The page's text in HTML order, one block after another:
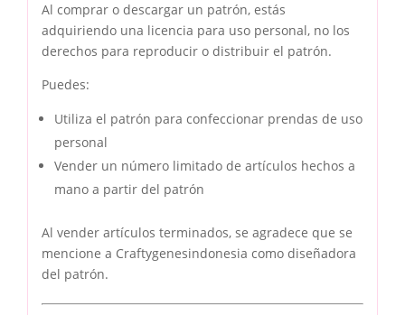
Al comprar o descargar un patrón, estás
adquiriendo una licencia para uso personal, no los
derechos para reproducir o distribuir el patrón.
Puedes:
Utiliza el patrón para confeccionar prendas de uso
personal
Vender un número limitado de artículos hechos a
mano a partir del patrón
Al vender artículos terminados, se agradece que se
mencione a Craftygenesindonesia como diseñadora
del patrón.